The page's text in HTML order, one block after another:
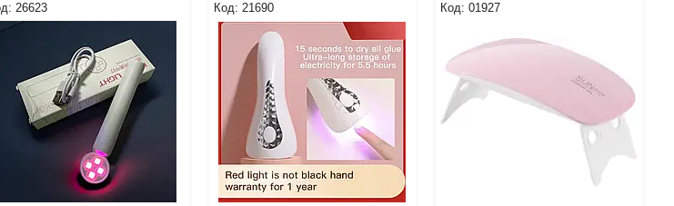
26623 21690 01927